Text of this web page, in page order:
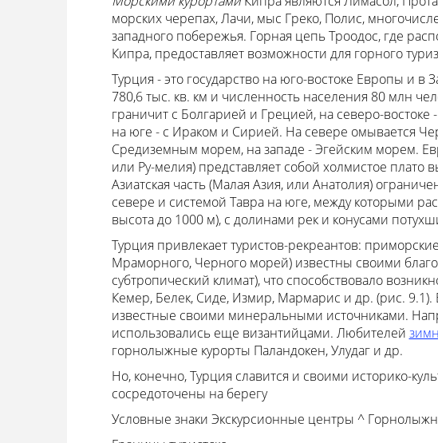
морских черепах, Лачи, мыс Греко, Полис,
западного побережья. Горная цепь Троодос, где
Кипра, предоставляет возможности для горного
Турция - это государство на юго-востоке Европы
780,6 тыс. кв. км и численность населения 80 млн
граничит с Болгарией и Грецией, на северо-
на юге - с Ираком и Сирией. На севере омывается
Средиземным морем, на западе - Эгейским морем.
или Ру-мелия) представляет собой холмистое плато
Азиатская часть (Малая Азия, или Анатолия)
севере и системой Тавра на юге, между которыми
высота до 1000 м), с долинами рек и конусами
Турция привлекает туристов-рекреантов:
Мраморного, Черного морей) известны своими
субтропический климат), что способствовало
Кемер, Белек, Сиде, Измир, Мармарис и др. (рис. 9.1).
известные своими минеральными источниками.
использовались еще византийцами. Любителей
горнолыжные курорты Паландокен, Улудаг и др.
Но, конечно, Турция славится и своими историко-
сосредоточены на берегу
Условные знаки Экскурсионные центры ^